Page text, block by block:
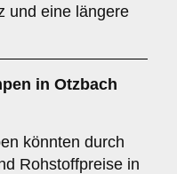
und eine längere
in Otzbach
könnten durch
Rohstoffpreise in